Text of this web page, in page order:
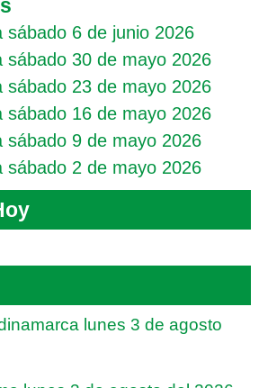
sábado 6 de junio 2026
sábado 30 de mayo 2026
sábado 23 de mayo 2026
sábado 16 de mayo 2026
sábado 9 de mayo 2026
sábado 2 de mayo 2026
lunes 3 de agosto